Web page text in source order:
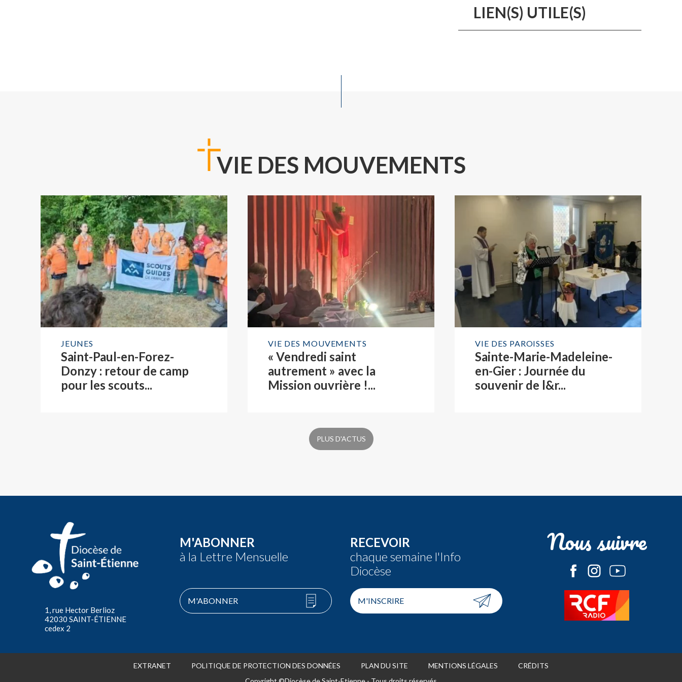
LIEN(S) UTILE(S)
VIE DES MOUVEMENTS
JEUNES
Saint-Paul-en-Forez-
Donzy : retour de camp
pour les scouts...
VIE DES MOUVEMENTS
« Vendredi saint
autrement » avec la
Mission ouvrière !...
VIE DES PAROISSES
Sainte-Marie-Madeleine-
en-Gier : Journée du
souvenir de l&r...
PLUS D'ACTUS
1, rue Hector Berlioz
42030 SAINT-ÉTIENNE
cedex 2
M'ABONNER
à la Lettre Mensuelle
M'ABONNER
RECEVOIR
chaque semaine l'Info
Diocèse
M'INSCRIRE
Nous suivre
EXTRANET POLITIQUE DE PROTECTION DES DONNÉES PLAN DU SITE MENTIONS LÉGALES
CRÉDITS